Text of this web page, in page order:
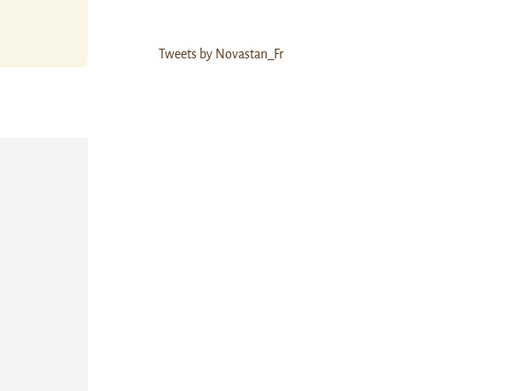
Tweets by Novastan_Fr